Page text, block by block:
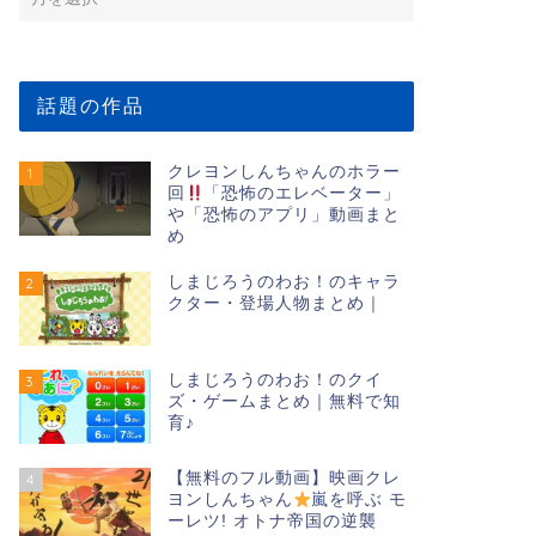
話題の作品
1
クレヨンしんちゃんのホラー
回
「恐怖のエレベーター」
や「恐怖のアプリ」動画まと
め
2
しまじろうのわお！のキャラ
クター・登場人物まとめ｜
3
しまじろうのわお！のクイ
ズ・ゲームまとめ｜無料で知
育♪
4
【無料のフル動画】映画クレ
ヨンしんちゃん
嵐を呼ぶ モ
ーレツ! オトナ帝国の逆襲